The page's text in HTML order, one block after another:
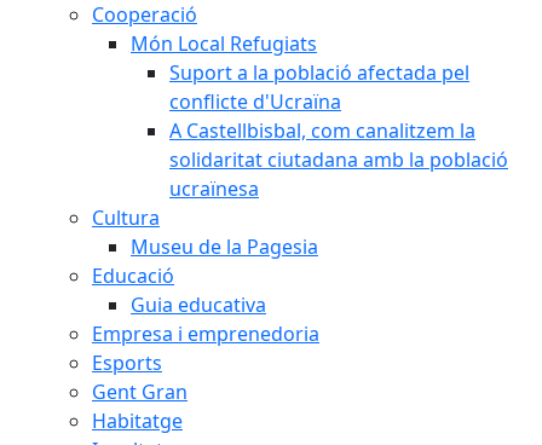
Cooperació
Món Local Refugiats
Suport a la població afectada pel
conflicte d'Ucraïna
A Castellbisbal, com canalitzem la
solidaritat ciutadana amb la població
ucraïnesa
Cultura
Museu de la Pagesia
Educació
Guia educativa
Empresa i emprenedoria
Esports
Gent Gran
Habitatge